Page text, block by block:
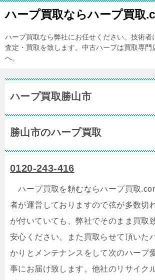
ハープ買取ならハープ買取
ハープ買取なら弊社にお任せください。技術者
査定・買取を致します。中古ハープは買取専門
へ。
ハープ買取勝山市
勝山市のハープ買取
0120-243-416
ハープ買取を頼むならハープ買取
者が運営しておりますので弦が多数切
が付いていても、弊社でそのまま買取
安心ください。また買取らせて頂いた
かりとメンテナンスをして次のハープ
事にお届け致します。他社のリサイク